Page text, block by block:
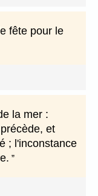
fête pour le
la mer :
et
; l'inconstance